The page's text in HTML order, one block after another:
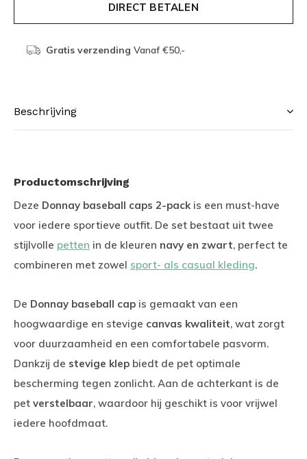
DIRECT BETALEN
Gratis verzending Vanaf €50,-
Beschrijving
Productomschrijving
Deze Donnay baseball caps 2-packis een must-have
voor iedere sportieve outfit. De set bestaat uit twee
stijlvolle petten in de kleuren navy en zwart, perfect te
combineren met zowel sport- als casual kleding.
De Donnay baseball cap is gemaakt van een
hoogwaardige en stevige canvas kwaliteit, wat zorgt
voor duurzaamheid en een comfortabele pasvorm.
Dankzij de stevige klep biedt de pet optimale
bescherming tegen zonlicht. Aan de achterkant is de
pet verstelbaar, waardoor hij geschikt is voor vrijwel
iedere hoofdmaat.